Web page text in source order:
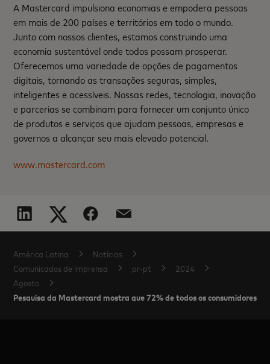
A Mastercard impulsiona economias e empodera pessoas
em mais de 200 países e territórios em todo o mundo.
Junto com nossos clientes, estamos construindo uma
economia sustentável onde todos possam prosperar.
Oferecemos uma variedade de opções de pagamentos
digitais, tornando as transações seguras, simples,
inteligentes e acessíveis. Nossas redes, tecnologia, inovação
e parcerias se combinam para fornecer um conjunto único
de produtos e serviços que ajudam pessoas, empresas e
governos a alcançar seu mais elevado potencial.
www.mastercard.com
América Latina
Notícias
Comunicados de imprensa
pr-pt
2024
Agosto
Pesquisa da Mastercard mostra que 72% de todos os consumidores